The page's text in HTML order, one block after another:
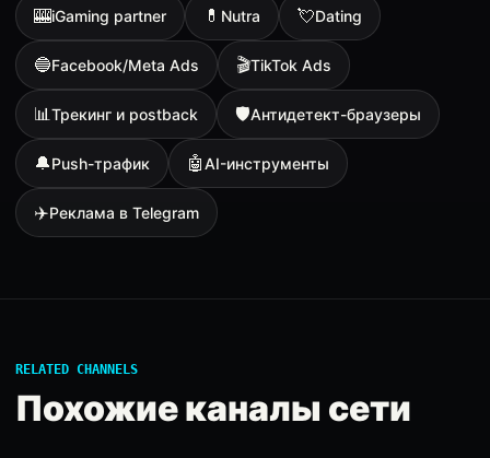
🎰iGaming partner 💊 Nutra 💘Dating
🔵Facebook/Meta Ads 🎬TikTok Ads
📊Трекинг и postback 🛡Антидетект-браузеры
🔔Push-трафик 🤖AI-инструменты
✈️Реклама в Telegram
RELATED CHANNELS
Похожие каналы сети